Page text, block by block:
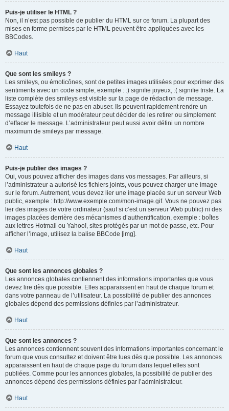
Puis-je utiliser le HTML ?
Non, il n’est pas possible de publier du HTML sur ce forum. La plupart des
mises en forme permises par le HTML peuvent être appliquées avec les
BBCodes.
Haut
Que sont les smileys ?
Les smileys, ou émoticônes, sont de petites images utilisées pour exprimer des
sentiments avec un code simple, exemple : :) signifie joyeux, :( signifie triste. La
liste complète des smileys est visible sur la page de rédaction de message.
Essayez toutefois de ne pas en abuser. Ils peuvent rapidement rendre un
message illisible et un modérateur peut décider de les retirer ou simplement
d’effacer le message. L’administrateur peut aussi avoir défini un nombre
maximum de smileys par message.
Haut
Puis-je publier des images ?
Oui, vous pouvez afficher des images dans vos messages. Par ailleurs, si
l’administrateur a autorisé les fichiers joints, vous pouvez charger une image
sur le forum. Autrement, vous devez lier une image placée sur un serveur Web
public, exemple : http://www.exemple.com/mon-image.gif. Vous ne pouvez pas
lier des images de votre ordinateur (sauf si c’est un serveur Web public) ni des
images placées derrière des mécanismes d’authentification, exemple : boîtes
aux lettres Hotmail ou Yahoo!, sites protégés par un mot de passe, etc. Pour
afficher l’image, utilisez la balise BBCode [img].
Haut
Que sont les annonces globales ?
Les annonces globales contiennent des informations importantes que vous
devez lire dès que possible. Elles apparaissent en haut de chaque forum et
dans votre panneau de l’utilisateur. La possibilité de publier des annonces
globales dépend des permissions définies par l’administrateur.
Haut
Que sont les annonces ?
Les annonces contiennent souvent des informations importantes concernant le
forum que vous consultez et doivent être lues dès que possible. Les annonces
apparaissent en haut de chaque page du forum dans lequel elles sont
publiées. Comme pour les annonces globales, la possibilité de publier des
annonces dépend des permissions définies par l’administrateur.
Haut